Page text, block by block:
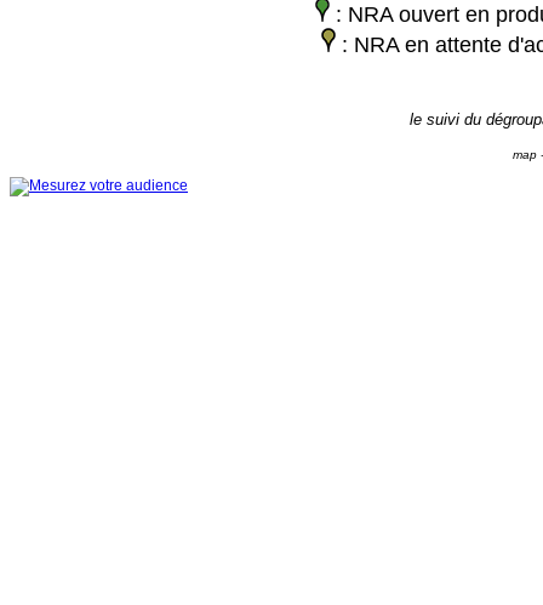
: NRA ouvert en
: NRA en attente
le suivi du
map